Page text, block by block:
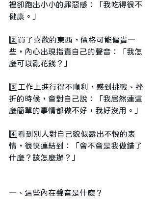
裡卻跑出小小的罪惡感：「我吃得很不
健康。」
2️⃣買了喜歡的東西，價格可能偏貴一
些，內心出現指責自己的聲音：「我怎
麼可以亂花錢？」
3️⃣工作上進行得不順利，感到挑戰、挫
折的時候，會對自己說：「我居然連這
麼簡單的事情都做不好，我好沒用。」
4️⃣看到別人對自己貌似露出不悅的表
情，很快連結到：「會不會是我做錯了
什麼？該怎麼辦？」
一、這些內在聲音是什麼？